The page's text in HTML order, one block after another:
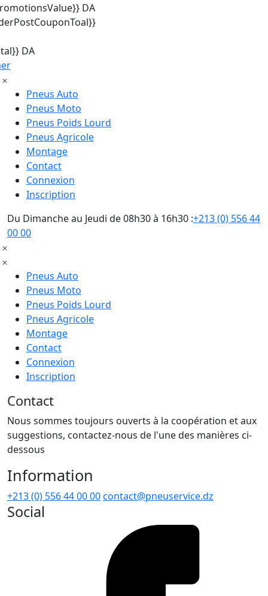
DA
DA
Pneus Auto
Pneus Moto
Pneus Poids Lourd
Pneus Agricole
Montage
Contact
Connexion
Inscription
Du Dimanche au Jeudi de 08h30 à 16h30 :+213 (0) 556 44
00 00
Pneus Auto
Pneus Moto
Pneus Poids Lourd
Pneus Agricole
Montage
Contact
Connexion
Inscription
Contact
Nous sommes toujours ouverts à la coopération et aux
suggestions, contactez-nous de l'une des manières ci-
dessous
Information
+213 (0) 556 44 00 00contact@pneuservice.dz
Social